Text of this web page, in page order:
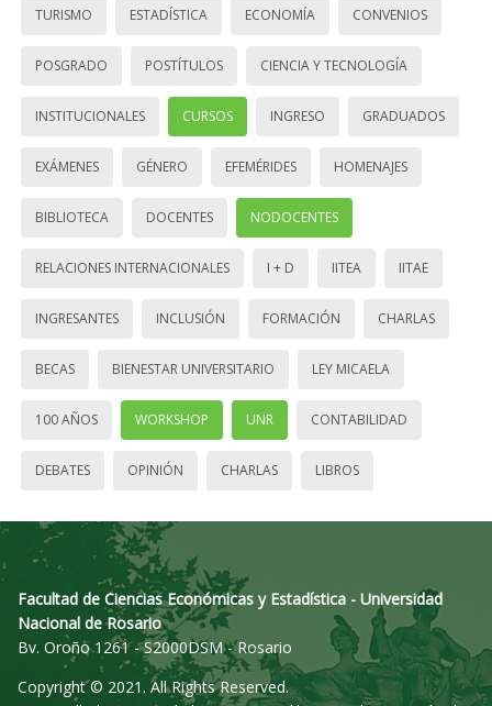
TURISMO ESTADÍSTICA ECONOMÍA CONVENIOS
POSGRADO POSTÍTULOS CIENCIA Y TECNOLOGÍA
INSTITUCIONALES CURSOS INGRESO GRADUADOS
EXÁMENES GÉNERO EFEMÉRIDES HOMENAJES
BIBLIOTECA DOCENTES NODOCENTES
RELACIONES INTERNACIONALES I + D IITEA IITAE
INGRESANTES INCLUSIÓN FORMACIÓN CHARLAS
BECAS BIENESTAR UNIVERSITARIO LEY MICAELA
100 AÑOS WORKSHOP UNR CONTABILIDAD
DEBATES OPINIÓN CHARLAS LIBROS
Facultad de Ciencias Económicas y Estadística - Universidad
Nacional de Rosario
Bv. Oroño 1261 - S2000DSM - Rosario
Copyright © 2021. All Rights Reserved.